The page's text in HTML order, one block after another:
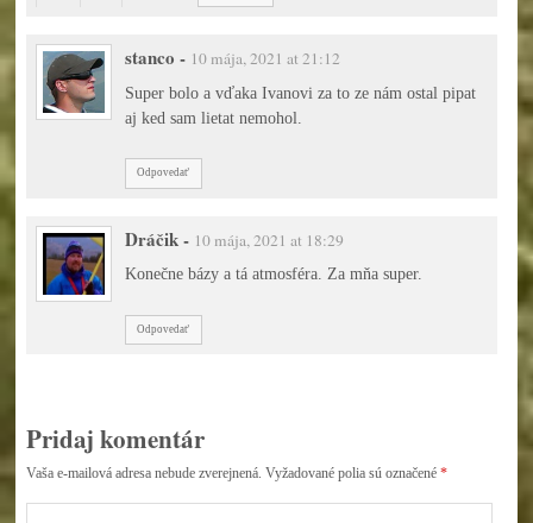
stanco - 10 mája, 2021 at 21:12
Super bolo a vďaka Ivanovi za to ze nám ostal pipat
aj ked sam lietat nemohol.
Odpovedať
Dráčik- 10 mája, 2021 at 18:29
Konečne bázy a tá atmosféra. Za mňa super.
Odpovedať
Pridaj komentár
Vaša e-mailová adresa nebude zverejnená. Vyžadované polia sú označené *